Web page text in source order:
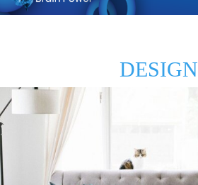
DESIGN